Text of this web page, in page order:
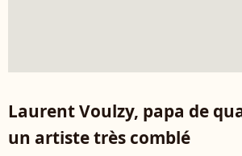
Laurent Voulzy, papa de
un artiste très comblé